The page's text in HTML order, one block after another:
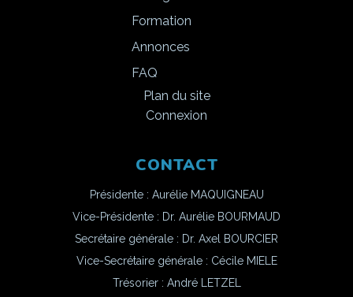
Formation
Annonces
FAQ
Plan du site
Connexion
CONTACT
Présidente : Aurélie MAQUIGNEAU
Vice-Présidente : Dr. Aurélie BOURMAUD
Secrétaire générale : Dr. Axel BOURCIER
Vice-Secrétaire générale : Cécile MIELE
Trésorier : André LETZEL